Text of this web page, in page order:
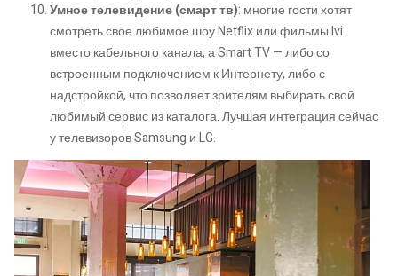
Умное телевидение (смарт тв): многие гости хотят
смотреть свое любимое шоу Netflix или фильмы Ivi
вместо кабельного канала, а Smart TV — либо со
встроенным подключением к Интернету, либо с
надстройкой, что позволяет зрителям выбирать свой
любимый сервис из каталога. Лучшая интеграция сейчас
у телевизоров Samsung и LG.